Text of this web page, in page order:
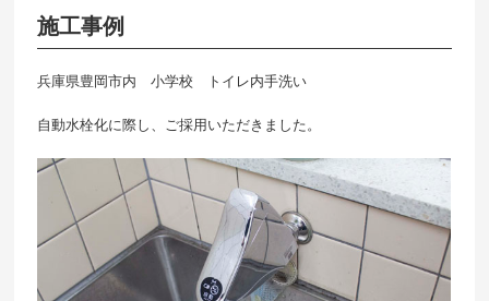
施工事例
兵庫県豊岡市内 小学校 トイレ内手洗い
自動水栓化に際し、ご採用いただきました。